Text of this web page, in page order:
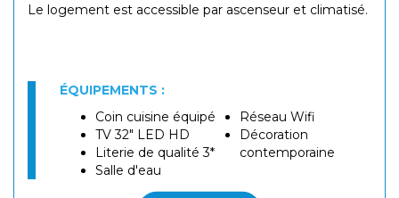
Le logement est accessible par ascenseur et climatisé.
ÉQUIPEMENTS :
Coin cuisine équipé
TV 32" LED HD
Literie de qualité 3*
Salle d'eau
Réseau Wifi
Décoration
contemporaine